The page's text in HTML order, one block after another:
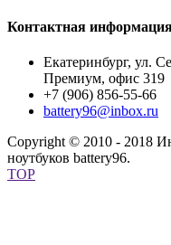
Контактная
Екатеринбург, ул.
Премиум, офис 319
+7 (906) 856-55-66
battery96@inbox.ru
Copyright © 2010 - 2018
ноутбуков battery96.
TOP